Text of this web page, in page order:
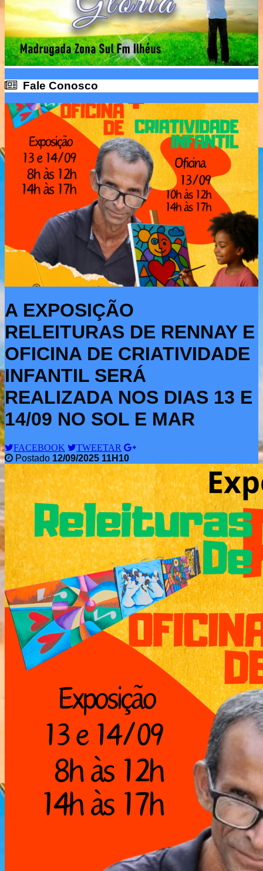
Fale Conosco
A EXPOSIÇÃO
RELEITURAS DE RENNAY E
OFICINA DE CRIATIVIDADE
INFANTIL SERÁ
REALIZADA NOS DIAS 13 E
14/09 NO SOL E MAR
FACEBOOK
TWEETAR
Postado 12/09/2025 11H10